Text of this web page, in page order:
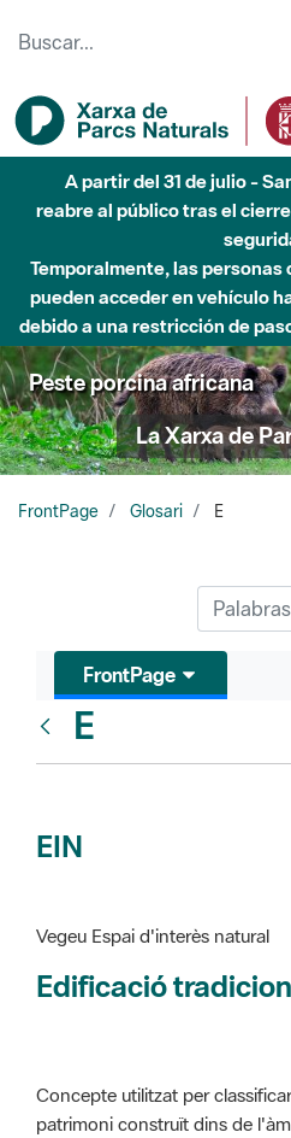
A partir del 31 de julio -
reabre al público tras el
Temporalmente, las
pueden acceder en vehículo
debido a una restricción de
Peste porcina africana
La Xarxa de
FrontPage Glosari E
FrontPage
E
EIN
Vegeu Espai d'interès natural
Edificació
Concepte utilitzat per
patrimoni construït dins de